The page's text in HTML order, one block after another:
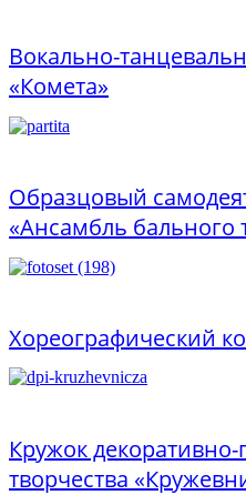
Вокально-
«Комета»
Образцовый
«Ансамбль бального
Хореографический
Кружок
творчества